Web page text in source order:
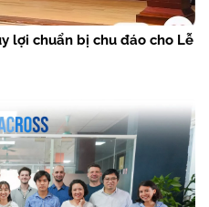
lợi chuẩn bị chu đáo cho Lễ